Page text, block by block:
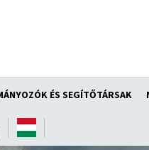
ÉS SEGÍTŐTÁRSAK